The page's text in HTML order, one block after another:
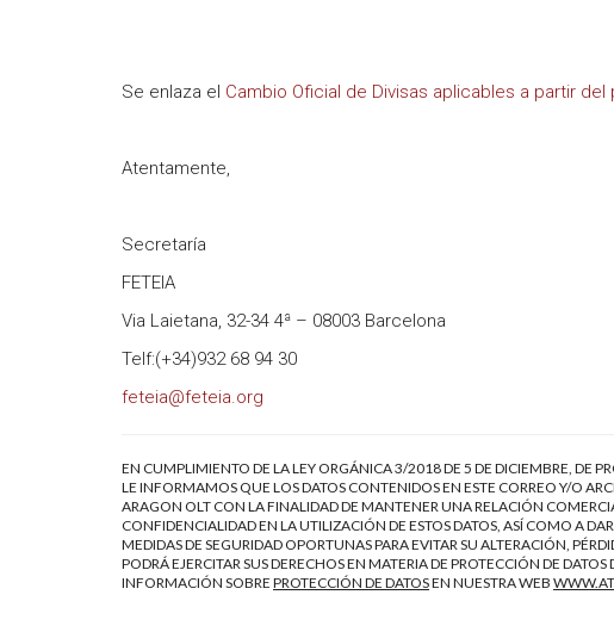
Se enlaza el Cambio Oficial de Divisas aplicables a partir
Atentamente,
Secretaría
FETEIA
Via Laietana, 32-34 4ª – 08003 Barcelona
Telf:(+34)932 68 94 30
feteia@feteia.org
EN CUMPLIMIENTO DE LA LEY ORGÁNICA 3/2018 DE 5 DE DICIEMBRE, DE
LE INFORMAMOS QUE LOS DATOS CONTENIDOS EN ESTE CORREO Y/O
ARAGON OLT CON LA FINALIDAD DE MANTENER UNA RELACIÓN
CONFIDENCIALIDAD EN LA UTILIZACIÓN DE ESTOS DATOS, ASÍ COMO A
MEDIDAS DE SEGURIDAD OPORTUNAS PARA EVITAR SU ALTERACIÓN,
PODRÁ EJERCITAR SUS DERECHOS EN MATERIA DE PROTECCIÓN DE DATOS
INFORMACIÓN SOBRE PROTECCIÓN DE DATOSEN NUESTRA WEB